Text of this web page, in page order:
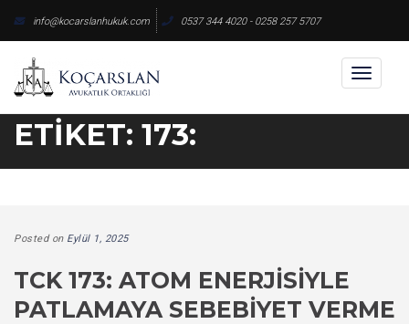
content
info@kocarslanhukuk.com 0537 344 4020 - 0258 257 5707
Toggle
ETIKET: 173:
Posted on Eylül 1, 2025
TCK 173: ATOM ENERJISIYLE
PATLAMAYA SEBEBIYET VERME